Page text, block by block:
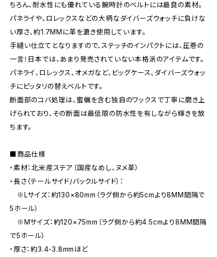
ちろん、耐水性にも優れている腕時計のベルトには最良の素材。
パネライや、ロレックスなどの大柄なダイバーズウォッチに負けな
い厚さ、約1.7MMに革を漉き使用しています。
手縫い仕立てとなりますので、ステッチのインパクトには、圧巻の
一言！日本では、あまり発売されていない本格派のアイテムです。
パネライ、ロレックス、オメガなど、ビッグケース、ダイバーズウォッ
チにピッタリの替えベルトです。
断面部のコバ処理は、蜜蝋を含む独自のワックスで丁寧に磨き上
げられており、その断面は最低限の防水性を有しながら輝きを放
ちます。
■商品仕様
・素材：北米産ステア（国産なめし、ヌメ革）
・長さ（テールサイド/バックルサイド）：
※Lサイズ：約130×80mm（ラグ側から約5cmより8MM間隔で
5ホール）
※Mサイズ：約120×75mm（ラグ側から約4.5cmより8MM間隔
で5ホール）
・厚さ：約3.4-3.8mmほど